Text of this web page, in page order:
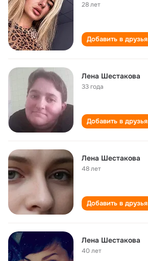
28 лет
Добавить в друзья
Лена Шестакова
33 года
Добавить в друзья
Лена Шестакова
48 лет
Добавить в друзья
Лена Шестакова
40 лет